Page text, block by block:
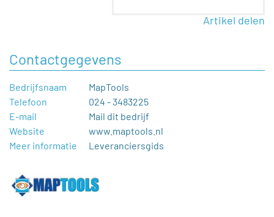
Artikel delen
Contactgegevens
Bedrijfsnaam
MapTools
Telefoon
024 - 3483225
E-mail
Mail dit bedrijf
Website
www.maptools.nl
Meer informatie
Leveranciersgids